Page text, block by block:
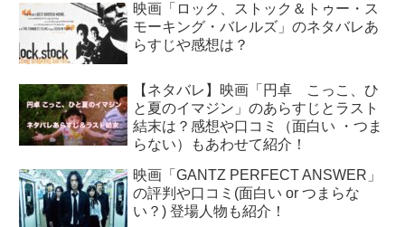
映画「ロック、ストック＆トゥー・ス
モーキング・バレルズ」のネタバレあ
らすじや感想は？
【ネタバレ】映画「円卓 こっこ、ひ
と夏のイマジン」のあらすじとラスト
結末は？感想や口コミ（面白い ・つま
らない）もあわせて紹介！
映画「GANTZ PERFECT ANSWER」
の評判や口コミ(面白い or つまらな
い？) 登場人物も紹介！